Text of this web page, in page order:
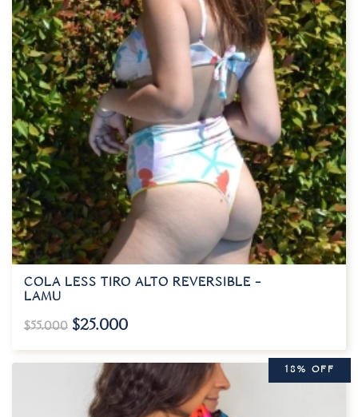
COLA LESS TIRO ALTO REVERSIBLE –
LAMU
$55.000 $25.000
18% OFF